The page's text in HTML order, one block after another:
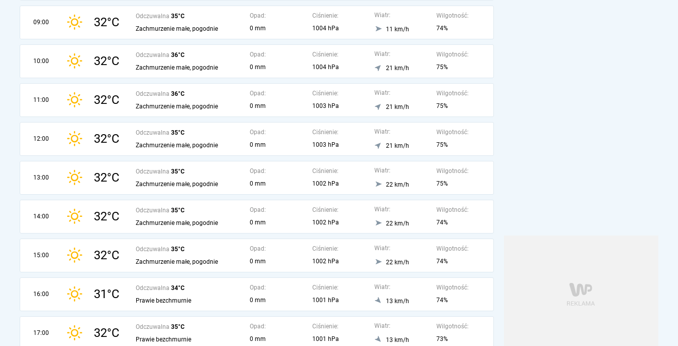
09:00 32°C Odczuwalna 35°C
Zachmurzenie małe, pogodnie
Opad:
0 mm
Ciśnienie:
1004 hPa
Wiatr:
11 km/h
Wilgotność:
74%
10:00 32°C Odczuwalna 36°C
Zachmurzenie małe, pogodnie
Opad:
0 mm
Ciśnienie:
1004 hPa
Wiatr:
21 km/h
Wilgotność:
75%
11:00 32°C Odczuwalna 36°C
Zachmurzenie małe, pogodnie
Opad:
0 mm
Ciśnienie:
1003 hPa
Wiatr:
21 km/h
Wilgotność:
75%
12:00 32°C Odczuwalna 35°C
Zachmurzenie małe, pogodnie
Opad:
0 mm
Ciśnienie:
1003 hPa
Wiatr:
21 km/h
Wilgotność:
75%
13:00 32°C Odczuwalna 35°C
Zachmurzenie małe, pogodnie
Opad:
0 mm
Ciśnienie:
1002 hPa
Wiatr:
22 km/h
Wilgotność:
75%
14:00 32°C Odczuwalna 35°C
Zachmurzenie małe, pogodnie
Opad:
0 mm
Ciśnienie:
1002 hPa
Wiatr:
22 km/h
Wilgotność:
74%
15:00 32°C Odczuwalna 35°C
Zachmurzenie małe, pogodnie
Opad:
0 mm
Ciśnienie:
1002 hPa
Wiatr:
22 km/h
Wilgotność:
74%
16:00 31°C Odczuwalna 34°C
Prawie bezchmurnie
Opad:
0 mm
Ciśnienie:
1001 hPa
Wiatr:
13 km/h
Wilgotność:
74%
17:00 32°C Odczuwalna 35°C
Prawie bezchmurnie
Opad:
0 mm
Ciśnienie:
1001 hPa
Wiatr:
13 km/h
Wilgotność:
73%